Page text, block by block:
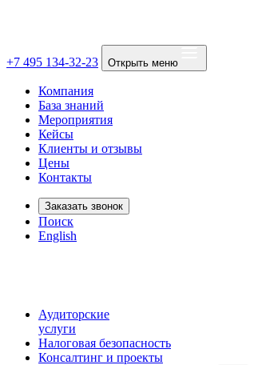
+7 495 134-32-23 Открыть меню
Компания
База знаний
Мероприятия
Кейсы
Клиенты и отзывы
Цены
Контакты
Заказать звонок
Поиск
English
Аудиторские
услуги
Налоговая безопасность
Консалтинг и проекты